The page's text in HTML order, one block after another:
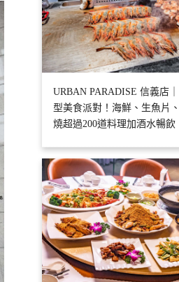
URBAN PARADISE 信義店
型美食派對！海鮮、生魚片
燒超過200道料理加酒水暢飲